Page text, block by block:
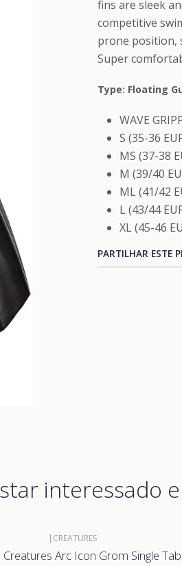
fins are sleek
competitive
prone position,
Super
Type: Floating
WAVE
S (35-36
MS (37-38
M (39/40
ML (41/42
L (43/44
XL (45-46
PARTILHAR ESTE
interessado
| CREATURES
Creatures Arc Icon Grom Single Tab